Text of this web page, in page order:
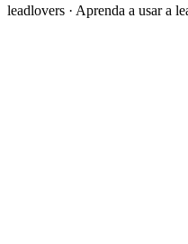
leadlovers · Aprenda a usar a